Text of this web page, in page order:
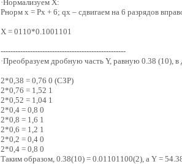
·Нормализуем X:
Pнорм х = Pх + 6; qx – сдвигаем на 6 разрядов
X = 0110*0.1001101
---------------------------------------------------
·Преобразуем дробную часть Y, равную 0.38 (10), в
2*0,38 = 0,76 0 (СЗР)
2*0,76 = 1,52 1
2*0,52 = 1,04 1
2*0,4 = 0,8 0
2*0,8 = 1,6 1
2*0,6 = 1,2 1
2*0,2 = 0,4 0
2*0,4 = 0,8 0
Таким образом, 0.38(10) = 0.01101100(2), a Y =